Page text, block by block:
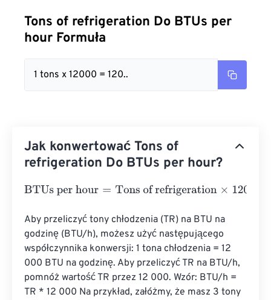
Tons of refrigeration Do BTUs per
hour Formuła
1 tons x 12000 = 120..
Jak konwertować Tons of
refrigeration Do BTUs per hour?
BTUs per hour=Tons of refrigeration×12000
Aby przeliczyć tony chłodzenia (TR) na BTU na
godzinę (BTU/h), możesz użyć następującego
współczynnika konwersji: 1 tona chłodzenia = 12
000 BTU na godzinę. Aby przeliczyć TR na BTU/h,
pomnóż wartość TR przez 12 000. Wzór: BTU/h =
TR * 12 000 Na przykład, załóżmy, że masz 3 tony